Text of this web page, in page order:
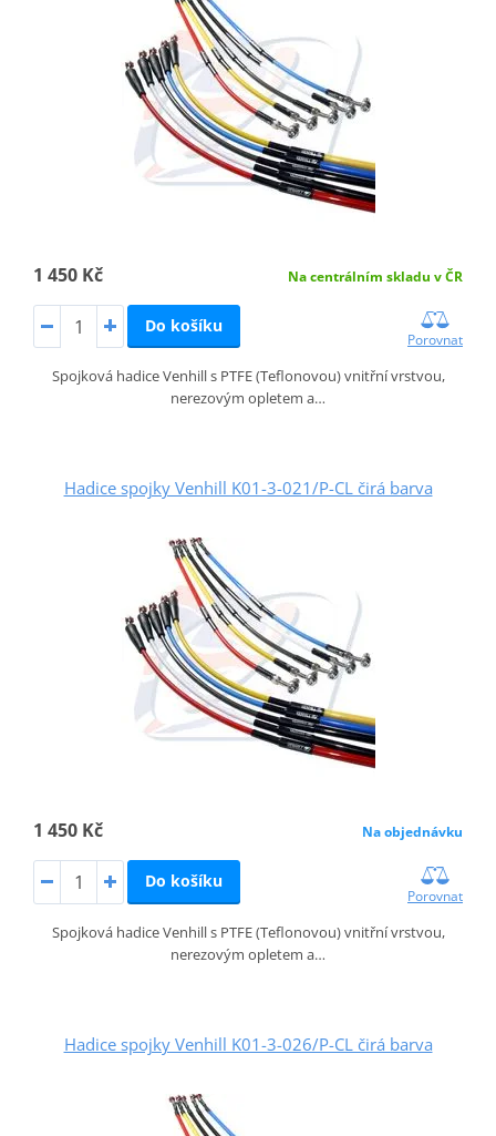
1 450 Kč Na centrálním skladu v ČR
Do košíku
Porovnat
Spojková hadice Venhill s PTFE (Teflonovou) vnitřní vrstvou,
nerezovým opletem a…
Hadice spojky Venhill K01-3-021/P-CL čirá barva
1 450 Kč Na objednávku
Do košíku
Porovnat
Spojková hadice Venhill s PTFE (Teflonovou) vnitřní vrstvou,
nerezovým opletem a…
Hadice spojky Venhill K01-3-026/P-CL čirá barva